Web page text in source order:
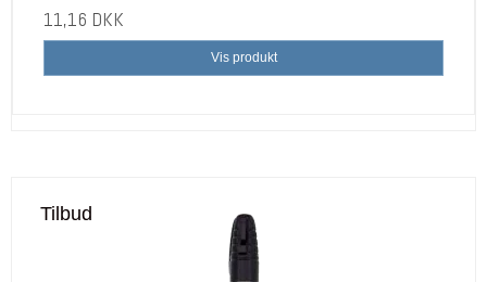
11,16 DKK
Vis produkt
Tilbud